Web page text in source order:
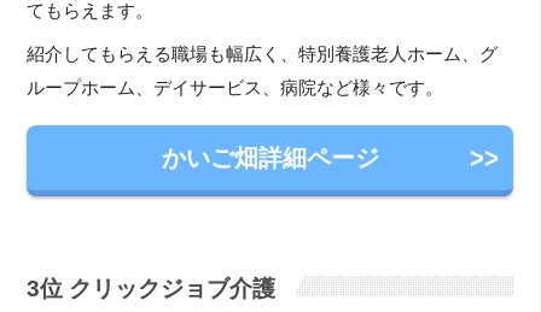
てもらえます。
紹介してもらえる職場も幅広く、特別養護老人ホーム、グ
ループホーム、デイサービス、病院など様々です。
かいご畑詳細ページ
3位 クリックジョブ介護